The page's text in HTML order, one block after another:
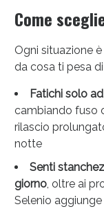
Come
Ogni situazione
da cosa ti pesa di
Fatichi solo
cambiando fuso
rilascio
notte
Senti
giorno, oltre ai
Selenio